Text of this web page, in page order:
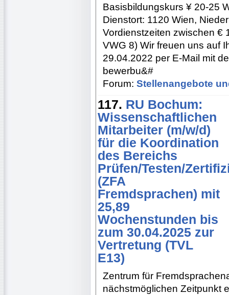
Basisbildungskurs ¥ 20-25
Dienstort: 1120 Wien,
Vordienstzeiten zwischen €
VWG 8) Wir freuen uns auf
29.04.2022 per E-Mail mit
bewerbu&#
Forum: Stellenangebote
117. RU Bochum:
Wissenschaftlichen
Mitarbeiter (m/w/d)
für die Koordination
des Bereichs
Prüfen/Testen/
(ZFA
Fremdsprachen) mit
25,89
Wochenstunden bis
zum 30.04.2025 zur
Vertretung (TVL
E13)
Zentrum für
nächstmöglichen Zeitpunkt